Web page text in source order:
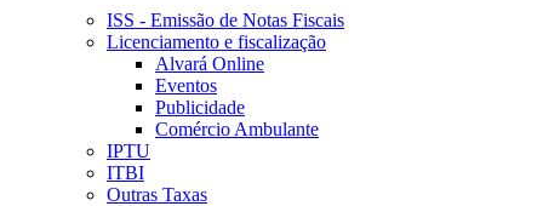
ISS - Emissão de Notas Fiscais
Licenciamento e fiscalização
Alvará Online
Eventos
Publicidade
Comércio Ambulante
IPTU
ITBI
Outras Taxas